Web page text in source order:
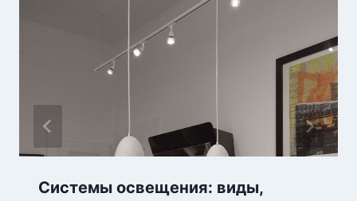
Системы освещения: виды,